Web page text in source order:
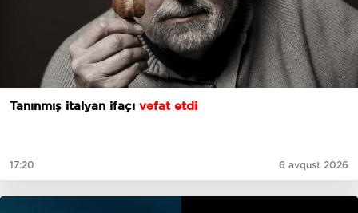
Tanınmış italyan ifaçı vəfat etdi
17:20 6 avqust 2026